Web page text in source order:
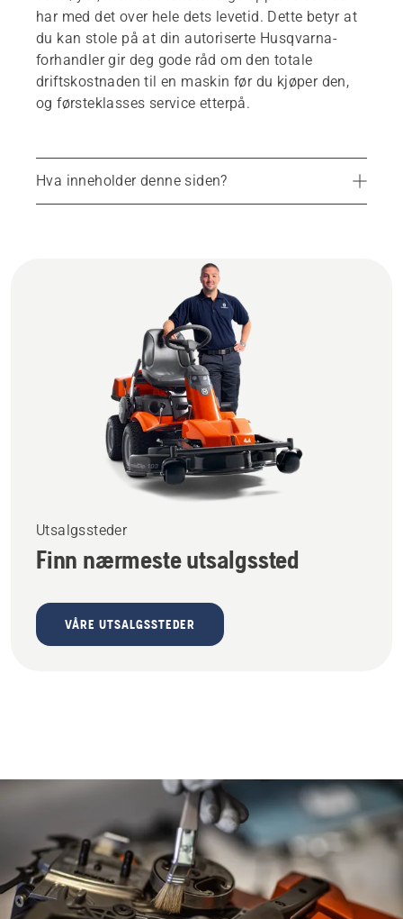
har med det over hele dets levetid. Dette betyr at
du kan stole på at din autoriserte Husqvarna-
forhandler gir deg gode råd om den totale
driftskostnaden til en maskin før du kjøper den,
og førsteklasses service etterpå.
Hva inneholder denne siden?
Finn nærmeste utsalgssted
Utsalgssteder
Finn nærmeste utsalgssted
VÅRE UTSALGSSTEDER